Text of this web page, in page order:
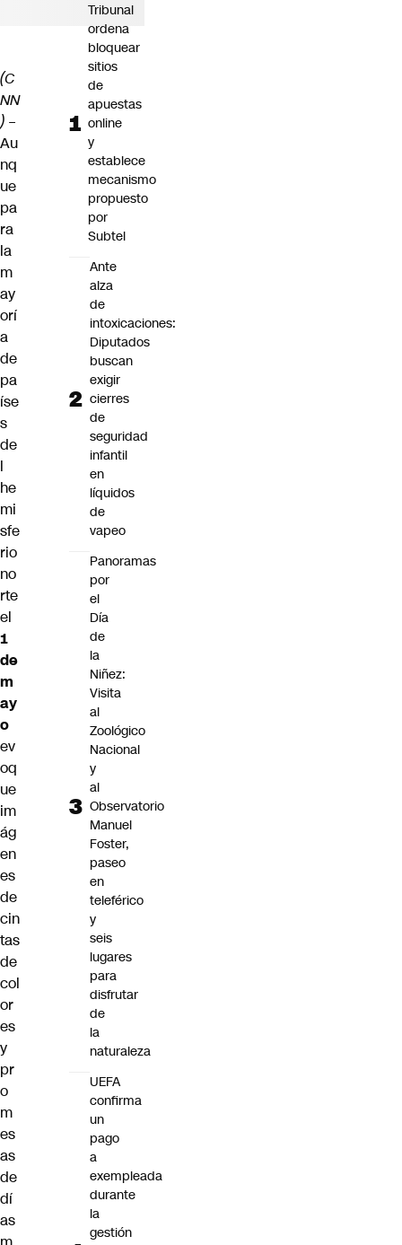
(C
NN
) –
Au
nq
ue
pa
ra
la
m
ay
orí
a
de
pa
íse
s
de
l
he
mi
sfe
rio
no
rte
el
1
de
m
ay
o
ev
oq
ue
im
ág
en
es
de
cin
tas
de
col
or
es
y
pr
o
m
es
as
de
dí
as
Tribunal
ordena
bloquear
sitios
de
apuestas
online
y
establece
mecanismo
propuesto
por
Subtel
Ante
alza
de
intoxicaciones:
Diputados
buscan
exigir
cierres
de
seguridad
infantil
en
líquidos
de
vapeo
Panoramas
por
el
Día
de
la
Niñez:
Visita
al
Zoológico
Nacional
y
al
Observatorio
Manuel
Foster,
paseo
en
teleférico
y
seis
lugares
para
disfrutar
de
la
naturaleza
UEFA
confirma
un
pago
a
exempleada
durante
la
gestión